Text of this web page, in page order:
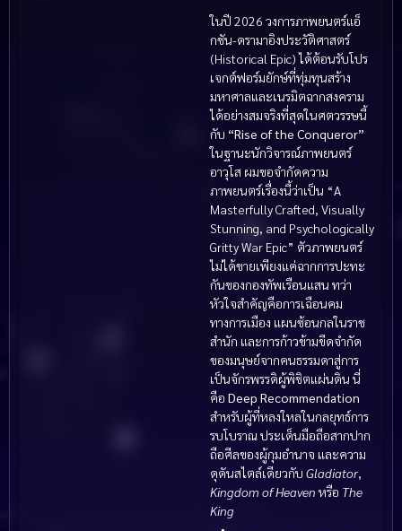
ในปี 2026 วงการภาพยนตร์แอ็
กชัน-ดรามาอิงประวัติศาสตร์
(Historical Epic) ได้ต้อนรับโปร
เจกต์ฟอร์มยักษ์ที่ทุ่มทุนสร้าง
มหาศาลและเนรมิตฉากสงคราม
ได้อย่างสมจริงที่สุดในศตวรรษนี้
กับ “Rise of the Conqueror”
ในฐานะนักวิจารณ์ภาพยนตร์
อาวุโส ผมขอจำกัดความ
ภาพยนตร์เรื่องนี้ว่าเป็น “A
Masterfully Crafted, Visually
Stunning, and Psychologically
Gritty War Epic” ตัวภาพยนตร์
ไม่ได้ขายเพียงแค่ฉากการปะทะ
กันของกองทัพเรือนแสน ทว่า
หัวใจสำคัญคือการเฉือนคม
ทางการเมือง แผนซ้อนกลในราช
สำนัก และการก้าวข้ามขีดจำกัด
ของมนุษย์จากคนธรรมดาสู่การ
เป็นจักรพรรดิผู้พิชิตแผ่นดิน นี่
คือ Deep Recommendation
สำหรับผู้ที่หลงใหลในกลยุทธ์การ
รบโบราณ ประเด็นมือถือสากปาก
ถือศีลของผู้กุมอำนาจ และความ
ดุดันสไตล์เดียวกับ Gladiator,
Kingdom of Heaven หรือ The
King